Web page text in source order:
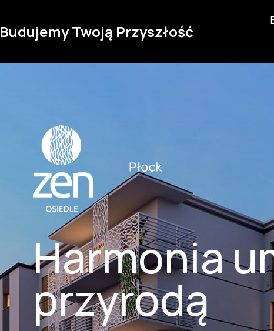
Budujemy Twoją Przyszłość
Harmonia
przyrodą